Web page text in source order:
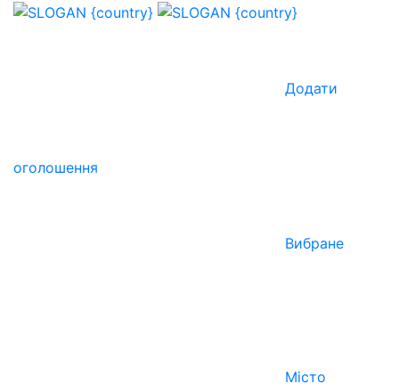
Додати
оголошення
Вибране
Місто